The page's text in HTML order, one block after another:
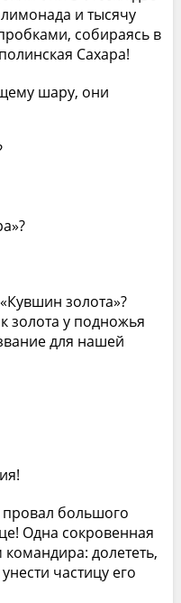
и тысячу
собираясь в
Сахара!
шару, они
золота»?
золота у подножья
для нашей
большого
Одна сокровенная
долететь,
частицу его